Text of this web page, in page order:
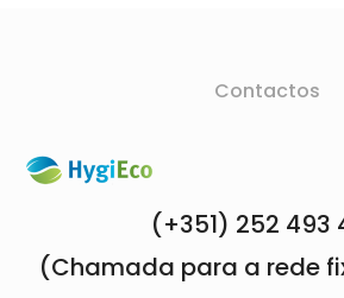
Contactos
(+351) 252 493
(Chamada para a rede